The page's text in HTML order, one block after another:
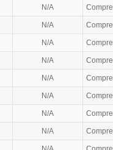
N/A
N/A
N/A
N/A
N/A
N/A
N/A
N/A